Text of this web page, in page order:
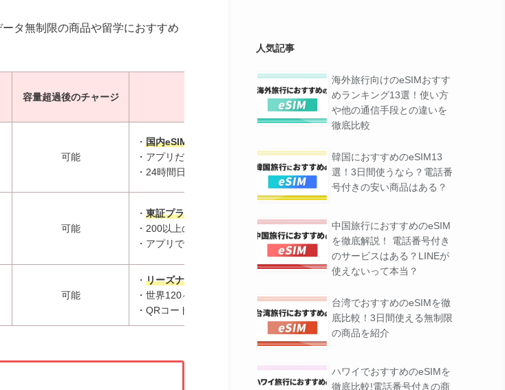
タ無制限の商品や留学におすすめ
容量超過後のチャージ 公式サイト
可能
・ 国内eSIMアプリDL数No.1
・アプリだけで簡単手続き
・24時間日本語サポート
DLはこちら
可能
・ 東証プライム企業が運営
・200以上の国と地域に対応
・アプリで容量管理ができる
公式サイトはこちら
可能
・ リーズナブルな料金設定
・世界120ヶ国で使える
・QRコード決済で購入可能
人気記事
海外旅行向けのeSIMおすす
めランキング13選！使い方
や他の通信手段との違いを
徹底比較
韓国におすすめのeSIM13
選！3日間使うなら？電話番
号付きの安い商品はある？
中国旅行におすすめのeSIM
を徹底解説！ 電話番号付き
のサービスはある？LINEが
使えないって本当？
台湾でおすすめのeSIMを徹
底比較！3日間使える無制限
の商品を紹介
ハワイでおすすめのeSIMを
徹底比較!電話番号付きの商